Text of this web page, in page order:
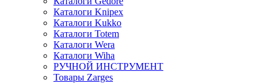
Каталоги Knipex
Каталоги Kukko
Каталоги Totem
Каталоги Wera
Каталоги Wiha
РУЧНОЙ ИНСТРУМЕНТ
Товары Zarges